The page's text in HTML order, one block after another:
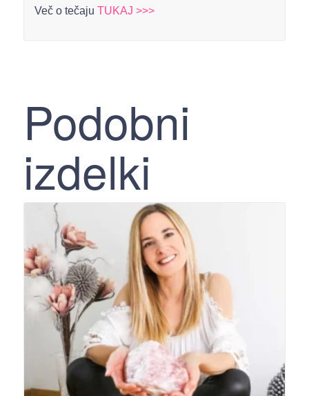
Več o tečaju TUKAJ >>>
Podobni
izdelki